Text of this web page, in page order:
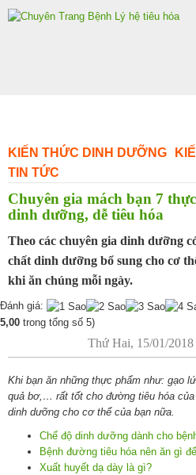
Skip
KIẾN THỨC DINH DƯỠNG
TIN TỨC
Chuyên gia mách bạn 7
dinh dưỡng, dễ tiêu hóa
Theo các chuyên gia dinh dưỡng
chất dinh dưỡng bổ sung cho cơ
khi ăn chúng mỗi ngày.
Đánh giá:
5,00 trong tổng số 5)
Thứ Hai, 15/01/2018
Khi bạn ăn những thực phẩm như: gạo
quả bơ,… rất tốt cho đường tiêu hóa
dinh dưỡng cho cơ thể của bạn nữa.
Chế độ dinh dưỡng dành cho
Bệnh đường tiêu hóa nên ăn gì
Xuất huyết dạ dày là gì?